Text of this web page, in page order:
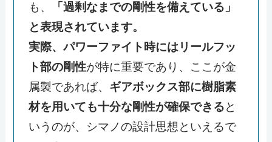
も、
「過剰なまでの剛性を備えている」
と表現されています。
実際、パワーファイト時にはリールフッ
ト部の剛性が特に重要であり、ここが金
属製であれば、 ギアボックス部に樹脂素
材を用いても十分な剛性が確保できると
いうのが、シマノの設計思想といえるで